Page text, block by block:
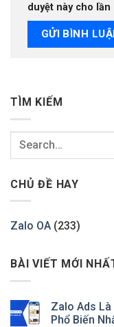
duyệt này cho
TÌM KIẾM
CHỦ ĐỀ HAY
Zalo OA (233)
BÀI VIẾT MỚI
Zalo Ads Là
Phổ Biến